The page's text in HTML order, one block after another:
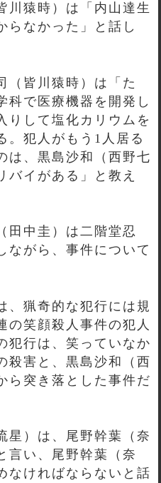
川猿時）は「内山達生
らなかった」と話し
（皆川猿時）は「た
科で医療機器を開発し
りして塩化カリウムを
。犯人がもう1人居る
は、黒島沙和（西野七
バイがある」と教え
田中圭）は二階堂忍
ながら、事件について
、猟奇的な犯行には規
の笑顔殺人事件の犯人
犯行は、笑っていなか
殺害と、黒島沙和（西
ら突き落とした事件だ
星）は、尾野幹葉（奈
言い、尾野幹葉（奈
なければならないと話